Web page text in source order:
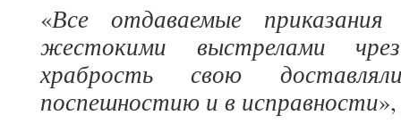
«Все отдаваемые
жестокими выстрелами
храбрость свою
поспешностию и в исправности»,